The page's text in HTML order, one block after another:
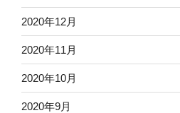
2020年12月
2020年11月
2020年10月
2020年9月